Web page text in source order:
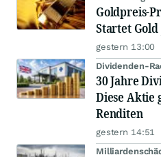
Goldpreis-
Startet
gestern 13:00
Dividenden-
30 Jahre
Diese Aktie
Renditen
gestern 14:51